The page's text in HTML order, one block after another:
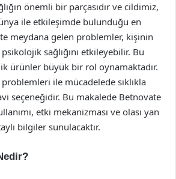
önemli bir parçasıdır ve cildimiz,
ile etkileşimde bulunduğu en
meydana gelen problemler, kişinin
sağlığını etkileyebilir. Bu
ürünler büyük bir rol oynamaktadır.
ile mücadelede sıklıkla
seçeneğidir. Bu makalede Betnovate
etki mekanizması ve olası yan
bilgiler sunulacaktır.